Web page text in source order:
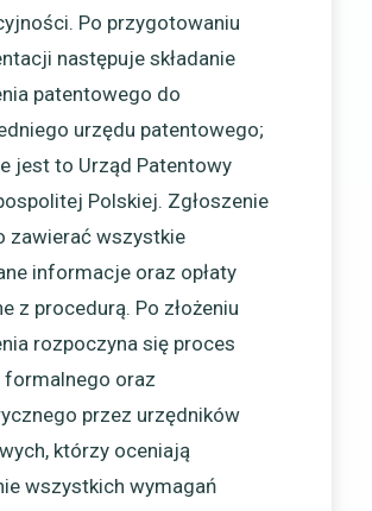
Po przygotowaniu
następuje składanie
patentowego do
urzędu patentowego;
jest to Urząd Patentowy
Polskiej. Zgłoszenie
zawierać wszystkie
informacje oraz opłaty
z procedurą. Po złożeniu
rozpoczyna się proces
formalnego oraz
przez urzędników
którzy oceniają
wszystkich wymagań